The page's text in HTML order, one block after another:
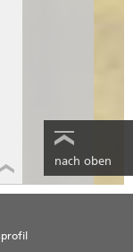
nach oben